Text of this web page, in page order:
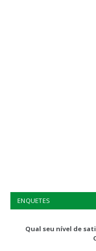
ENQUETES
Qual seu nível de